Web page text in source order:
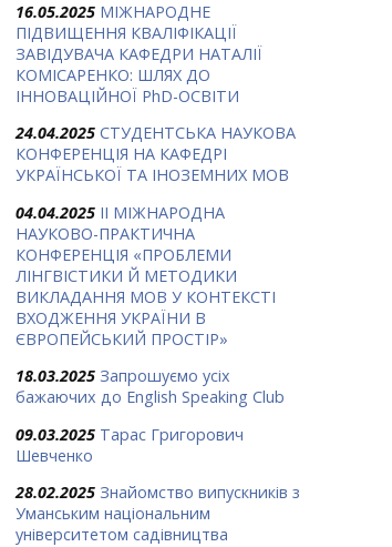
16.05.2025 МІЖНАРОДНЕ
ПІДВИЩЕННЯ КВАЛІФІКАЦІЇ
ЗАВІДУВАЧА КАФЕДРИ НАТАЛІЇ
КОМІСАРЕНКО: ШЛЯХ ДО
ІННОВАЦІЙНОЇ PhD-ОСВІТИ
24.04.2025 СТУДЕНТСЬКА НАУКОВА
КОНФЕРЕНЦІЯ НА КАФЕДРІ
УКРАЇНСЬКОЇ ТА ІНОЗЕМНИХ МОВ
04.04.2025 ІІ МІЖНАРОДНА
НАУКОВО-ПРАКТИЧНА
КОНФЕРЕНЦІЯ «ПРОБЛЕМИ
ЛІНГВІСТИКИ Й МЕТОДИКИ
ВИКЛАДАННЯ МОВ У КОНТЕКСТІ
ВХОДЖЕННЯ УКРАЇНИ В
ЄВРОПЕЙСЬКИЙ ПРОСТІР»
18.03.2025 Запрошуємо усіх
бажаючих до English Speaking Club
09.03.2025 Тарас Григорович
Шевченко
28.02.2025 Знайомство випускників з
Уманським національним
університетом садівництва